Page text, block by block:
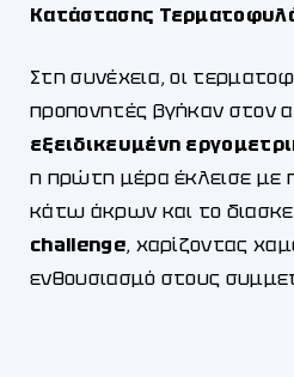
Κατάστασης
Στη συνέχεια, οι
προπονητές βγήκαν στον
εξειδικευμένη
η πρώτη μέρα έκλεισε με
κάτω άκρων και το
challenge, χαρίζοντας
ενθουσιασμό στους